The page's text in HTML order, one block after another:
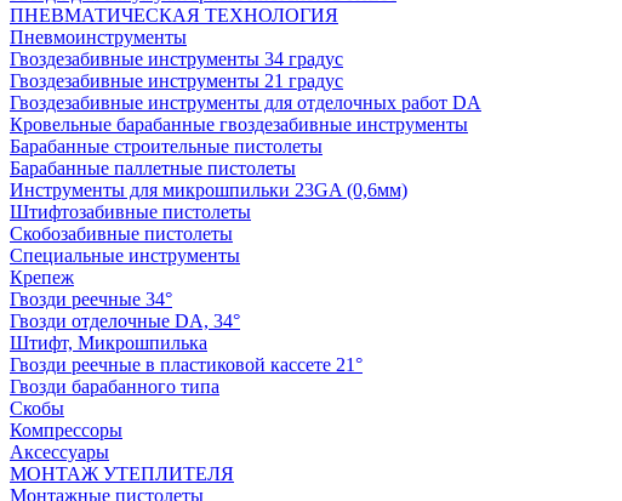
ПНЕВМАТИЧЕСКАЯ ТЕХНОЛОГИЯ
Пневмоинструменты
Гвоздезабивные инструменты 34 градус
Гвоздезабивные инструменты 21 градус
Гвоздезабивные инструменты для отделочных работ DA
Кровельные барабанные гвоздезабивные инструменты
Барабанные строительные пистолеты
Барабанные паллетные пистолеты
Инструменты для микрошпильки 23GA (0,6мм)
Штифтозабивные пистолеты
Скобозабивные пистолеты
Специальные инструменты
Крепеж
Гвозди реечные 34°
Гвозди отделочные DA, 34°
Штифт, Микрошпилька
Гвозди реечные в пластиковой кассете 21°
Гвозди барабанного типа
Скобы
Компрессоры
Аксессуары
МОНТАЖ УТЕПЛИТЕЛЯ
Монтажные пистолеты